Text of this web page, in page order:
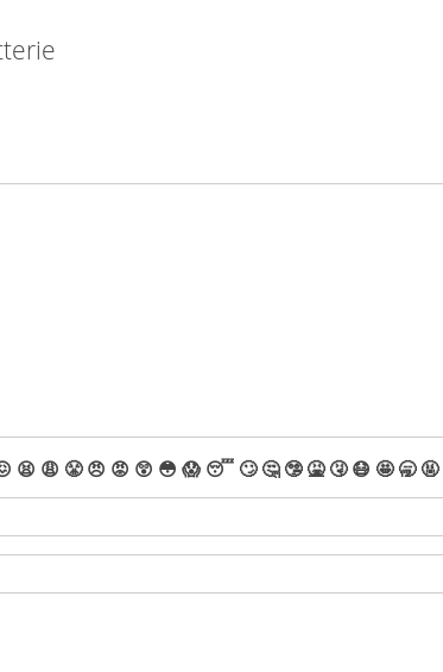
😫 😩 😤 😠 😡 😲 😳 😱 😴 🙄 🤔 🤥 🤮 🤧 😷 🤩 🥱 🤬